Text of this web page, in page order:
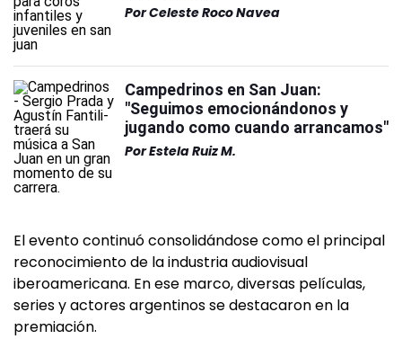
PorCeleste Roco Navea
Campedrinos en San Juan:
"Seguimos emocionándonos y
jugando como cuando arrancamos"
PorEstela Ruiz M.
El evento continuó consolidándose como el principal
reconocimiento de la industria audiovisual
iberoamericana. En ese marco, diversas películas,
series y actores argentinos se destacaron en la
premiación.